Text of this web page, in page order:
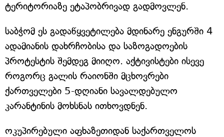
ტერიტორიაზე ეტაპობრივად გადმოვლენ.
საბჭომ ეს გადაწყვეტილება მდინარე ენგურში 4
ადამიანის დახრჩობისა და საზოგადოების
პროტესტის შემდეგ მიიღო. აქტივისტები ისევე
როგორც გალის რაიონში მცხოვრები
ქართველები 5-დღიანი სავალდებულო
კარანტინის მოხსნას ითხოვდნენ.
ოკუპირებული აფხაზეთიდან საქართველოს